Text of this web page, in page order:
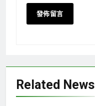
Related News